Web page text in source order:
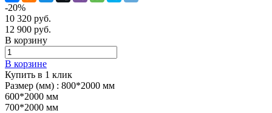
-20%
10 320 руб.
12 900 руб.
В корзину
В корзине
Купить в 1 клик
Размер (мм) : 800*2000 мм
600*2000 мм
700*2000 мм